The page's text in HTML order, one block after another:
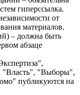
гиперссылка.
от
материалов.
– должна быть
абзаце
"Власть", "Выборы",
публикуются на